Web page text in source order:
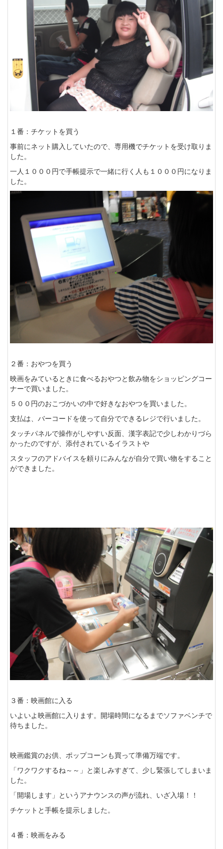
１番：チケットを買う
事前にネット購入していたので、専用機でチケットを受け取りま
した。
一人１０００円で手帳提示で一緒に行く人も１０００円になりま
した。
２番：おやつを買う
映画をみているときに食べるおやつと飲み物をショッピングコー
ナーで買いました。
５００円のおこづかいの中で好きなおやつを買いました。
支払は、バーコードを使って自分でできるレジで行いました。
タッチパネルで操作がしやすい反面、漢字表記で少しわかりづら
かったのですが、添付されているイラストや
スタッフのアドバイスを頼りにみんなが自分で買い物をすること
ができました。
３番：映画館に入る
いよいよ映画館に入ります。開場時間になるまでソファベンチで
待ちました。
映画鑑賞のお供、ポップコーンも買って準備万端です。
「ワクワクするね～～」と楽しみすぎて、少し緊張してしまいま
した。
「開場します」というアナウンスの声が流れ、いざ入場！！
チケットと手帳を提示しました。
４番：映画をみる